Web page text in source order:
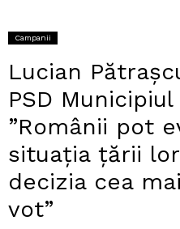
Campanii
Lucian
PSD Municipiul
”Românii pot
situația țării
decizia cea
vot”